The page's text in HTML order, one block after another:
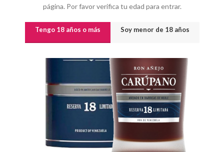
página. Por favor verifica tu edad para entrar.
Tengo 18 años o más Soy menor de 18 años